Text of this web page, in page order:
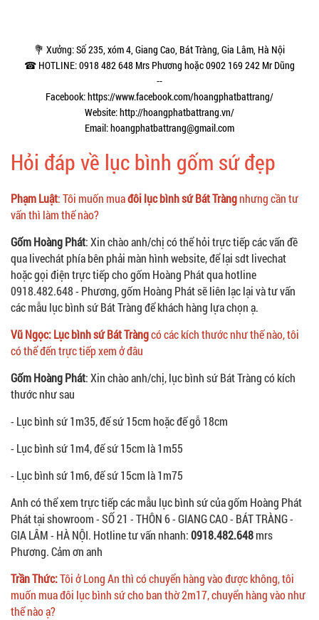
💐 Xưởng: Số 235, xóm 4, Giang Cao, Bát Tràng, Gia Lâm, Hà Nội
☎ HOTLINE: 0918 482 648 Mrs Phương hoặc 0902 169 242 Mr Dũng
--
Facebook: https://www.facebook.com/hoangphatbattrang/
Website: http://hoangphatbattrang.vn/
Email: hoangphatbattrang@gmail.com
Hỏi đáp về lục bình gốm sứ đẹp
Phạm Luật: Tôi muốn muađôi lục bình sứ Bát Tràngnhưng cần tư
vấn thì làm thế nào?
Gốm Hoàng Phát: Xin chào anh/chị có thể hỏi trực tiếp các vấn đề
qua livechát phía bên phải màn hình website, để lại sdt livechat
hoặc gọi điện trực tiếp cho gốm Hoàng Phát qua hotline
0918.482.648 - Phương, gốm Hoàng Phát sẽ liên lạc lại và tư vấn
các mẫu lục bình sứ Bát Tràng để khách hàng lựa chọn ạ.
Vũ Ngọc: Lục bình sứ Bát Tràngcó các kích thước như thế nào, tôi
có thể đến trực tiếp xem ở đâu
Gốm Hoàng Phát: Xin chào anh/chị, lục bình sứ Bát Tràng có kích
thước như sau
- Lục bình sứ 1m35, đế sứ 15cm hoặc đế gỗ 18cm
- Lục bình sứ 1m4, đế sứ 15cm là 1m55
- Lục bình sứ 1m6, đế sứ 15cm là 1m75
Anh có thể xem trực tiếp các mẫu lục bình sứ của gốm Hoàng Phát
Phát tại showroom - SỐ 21 - THÔN 6 - GIANG CAO - BÁT TRÀNG -
GIA LÂM - HÀ NỘI. Hotline tư vấn nhanh:0918.482.648mrs
Phương. Cảm ơn anh
Trần Thức:Tôi ở Long An thì có chuyển hàng vào được không, tôi
muốn mua đôi lục bình sứ cho ban thờ 2m17, chuyển hàng vào như
thế nào ạ?